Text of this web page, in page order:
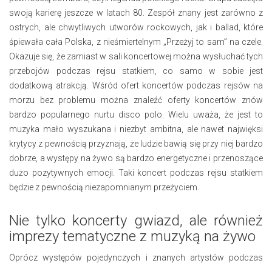
swoją karierę jeszcze w latach 80. Zespół znany jest zarówno z
ostrych, ale chwytliwych utworów rockowych, jak i ballad, które
śpiewała cała Polska, z nieśmiertelnym „Przeżyj to sam” na czele.
Okazuje się, że zamiast w sali koncertowej można wysłuchać tych
przebojów podczas rejsu statkiem, co samo w sobie jest
dodatkową atrakcją. Wśród ofert koncertów podczas rejsów na
morzu bez problemu można znaleźć oferty koncertów znów
bardzo popularnego nurtu disco polo. Wielu uważa, że jest to
muzyka mało wyszukana i niezbyt ambitna, ale nawet najwięksi
krytycy z pewnością przyznają, że ludzie bawią się przy niej bardzo
dobrze, a występy na żywo są bardzo energetyczne i przenoszące
dużo pozytywnych emocji. Taki koncert podczas rejsu statkiem
będzie z pewnością niezapomnianym przeżyciem.
Nie tylko koncerty gwiazd, ale również
imprezy tematyczne z muzyką na żywo
Oprócz występów pojedynczych i znanych artystów podczas